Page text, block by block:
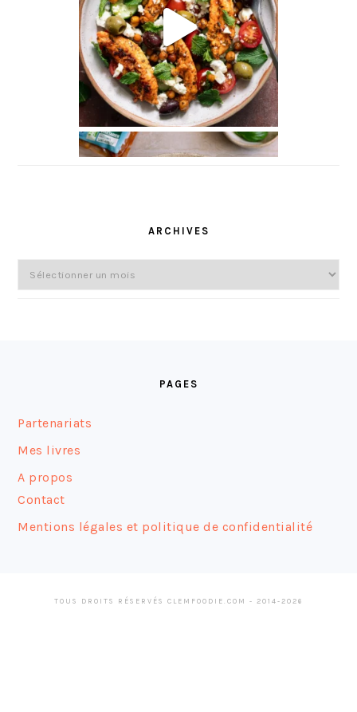
ARCHIVES
Archives
PAGES
Partenariats
Mes livres
A propos
Contact
Mentions légales et politique de confidentialité
TOUS DROITS RÉSERVÉS CLEMFOODIE.COM - 2014-2026